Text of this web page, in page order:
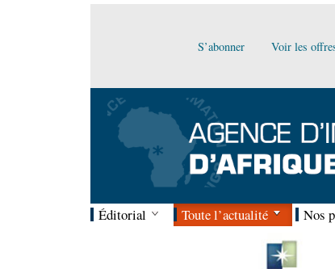
S’abonner Voir les
Éditorial Toute l’actualité Nos